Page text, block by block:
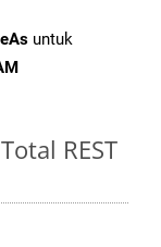
untuk
REST